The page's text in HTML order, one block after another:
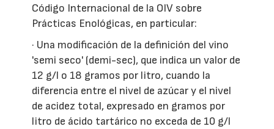
Código Internacional de la OIV sobre
Prácticas Enológicas, en particular:
· Una modificación de la definición del vino
'semi seco' (demi-sec), que indica un valor de
12 g/l o 18 gramos por litro, cuando la
diferencia entre el nivel de azúcar y el nivel
de acidez total, expresado en gramos por
litro de ácido tartárico no exceda de 10 g/l